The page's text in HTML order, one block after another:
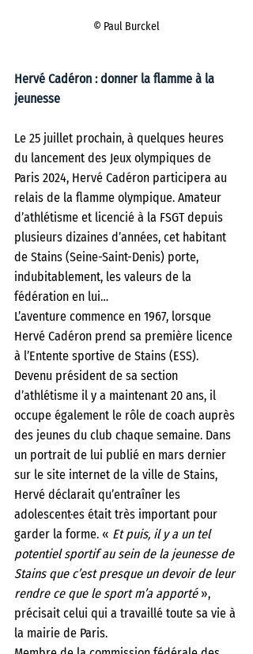
© Paul Burckel
Hervé Cadéron : donner la flamme à la
jeunesse
Le 25 juillet prochain, à quelques heures
du lancement des Jeux olympiques de
Paris 2024, Hervé Cadéron participera au
relais de la flamme olympique. Amateur
d’athlétisme et licencié à la FSGT depuis
plusieurs dizaines d’années, cet habitant
de Stains (Seine-Saint-Denis) porte,
indubitablement, les valeurs de la
fédération en lui…
L’aventure commence en 1967, lorsque
Hervé Cadéron prend sa première licence
à l’Entente sportive de Stains (ESS).
Devenu président de sa section
d’athlétisme il y a maintenant 20 ans, il
occupe également le rôle de coach auprès
des jeunes du club chaque semaine. Dans
un portrait de lui publié en mars dernier
sur le site internet de la ville de Stains,
Hervé déclarait qu’entraîner les
adolescent·es était très important pour
garder la forme. « Et puis, il y a un tel
potentiel sportif au sein de la jeunesse de
Stains que c’est presque un devoir de leur
rendre ce que le sport m’a apporté »,
précisait celui qui a travaillé toute sa vie à
la mairie de Paris.